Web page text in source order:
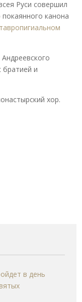
Руси совершил
канона
и
хор.